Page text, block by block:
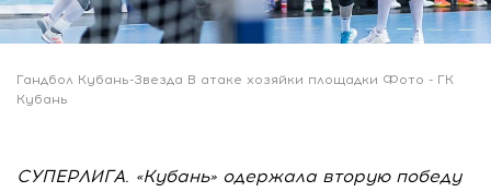
Гандбол Кубань-Звезда В атаке хозяйки площадки Фото - ГК
Кубань
СУПЕРЛИГА. «Кубань» одержала вторую победу